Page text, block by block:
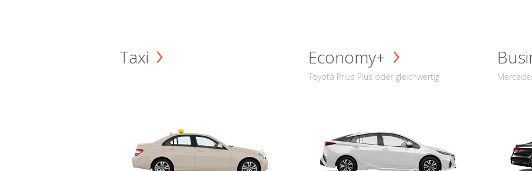
Taxi Economy+
Toyota Prius Plus oder gleichwertig